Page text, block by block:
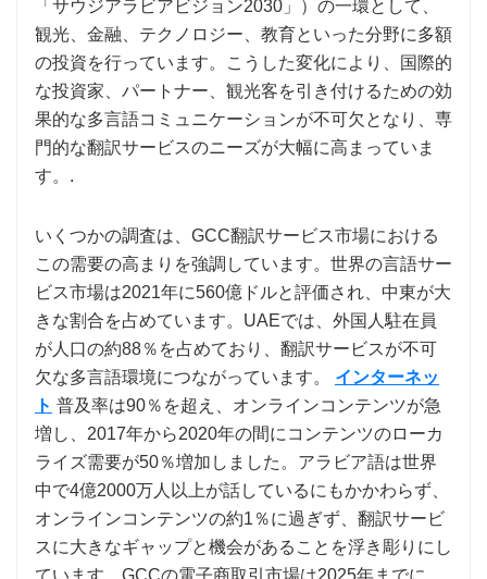
「サウジアラビアビジョン2030」）の一環として、
観光、金融、テクノロジー、教育といった分野に多額
の投資を行っています。こうした変化により、国際的
な投資家、パートナー、観光客を引き付けるための効
果的な多言語コミュニケーションが不可欠となり、専
門的な翻訳サービスのニーズが大幅に高まっていま
す。.
いくつかの調査は、GCC翻訳サービス市場における
この需要の高まりを強調しています。世界の言語サー
ビス市場は2021年に560億ドルと評価され、中東が大
きな割合を占めています。UAEでは、外国人駐在員
が人口の約88％を占めており、翻訳サービスが不可
欠な多言語環境につながっています。 インターネッ
ト 普及率は90％を超え、オンラインコンテンツが急
増し、2017年から2020年の間にコンテンツのローカ
ライズ需要が50％増加しました。アラビア語は世界
中で4億2000万人以上が話しているにもかかわらず、
オンラインコンテンツの約1％に過ぎず、翻訳サービ
スに大きなギャップと機会があることを浮き彫りにし
ています。GCCの電子商取引市場は2025年までに